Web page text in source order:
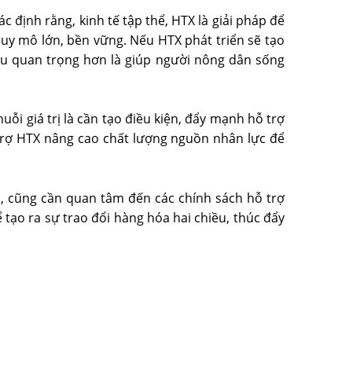
định rằng, kinh tế tập thể, HTX là giải pháp để
mô lớn, bền vững. Nếu HTX phát triển sẽ tạo
quan trọng hơn là giúp người nông dân sống
giá trị là cần tạo điều kiện, đẩy mạnh hỗ trợ
HTX nâng cao chất lượng nguồn nhân lực để
cũng cần quan tâm đến các chính sách hỗ trợ
ra sự trao đổi hàng hóa hai chiều, thúc đẩy